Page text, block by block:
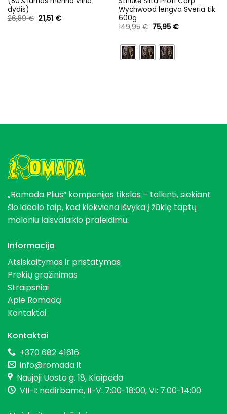
dydis)
26,89€ Original
price
21,51 €Current
Wychwood lengva Sveria tik
600g
149,95€ Original
price
149,95 €.
75,95 €Current
„Romada Plius“ kompanijos tikslas – talkinti, siekiant
šio idealo taip, kad kiekviena išvyka į žūklę taptų
maloniu laisvalaikio praleidimu.
Informacija
Atsiskaitymas ir pristatymas
Prekių grąžinimas
Straipsniai
Apie Romadą
Kontaktai
Kontaktai
+370 682 41616
info@romada.lt
Naujoji Uosto g. 18, Klaipėda
VII-I: nedirbame, II-V: 7:00-18:00, VI: 7:00-14:00